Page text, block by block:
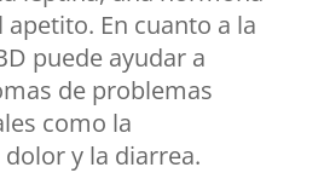
En cuanto a la
puede ayudar a
de problemas
como la
y la diarrea.